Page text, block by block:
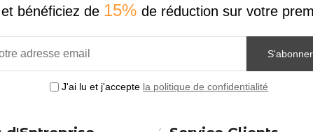
bénéficiez de 15% de réduction sur votre
S'abonner
J'ai lu et j'accepte la politique de confidentialité